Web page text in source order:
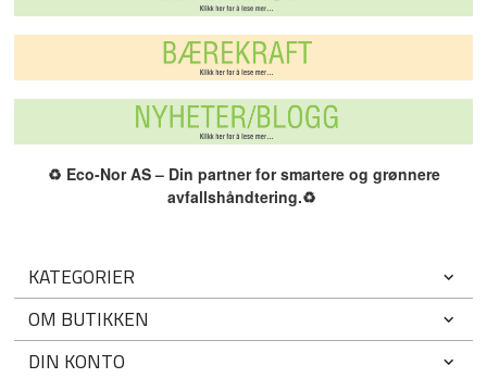
♻️ Eco-Nor AS – Din partner for smartere og grønnere
avfallshåndtering.♻️
KATEGORIER
OM BUTIKKEN
DIN KONTO